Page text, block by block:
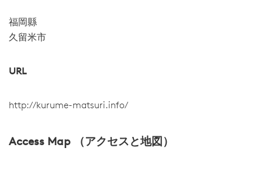
福岡縣
久留米市
URL
http://kurume-matsuri.info/
Access Map （アクセスと地図）